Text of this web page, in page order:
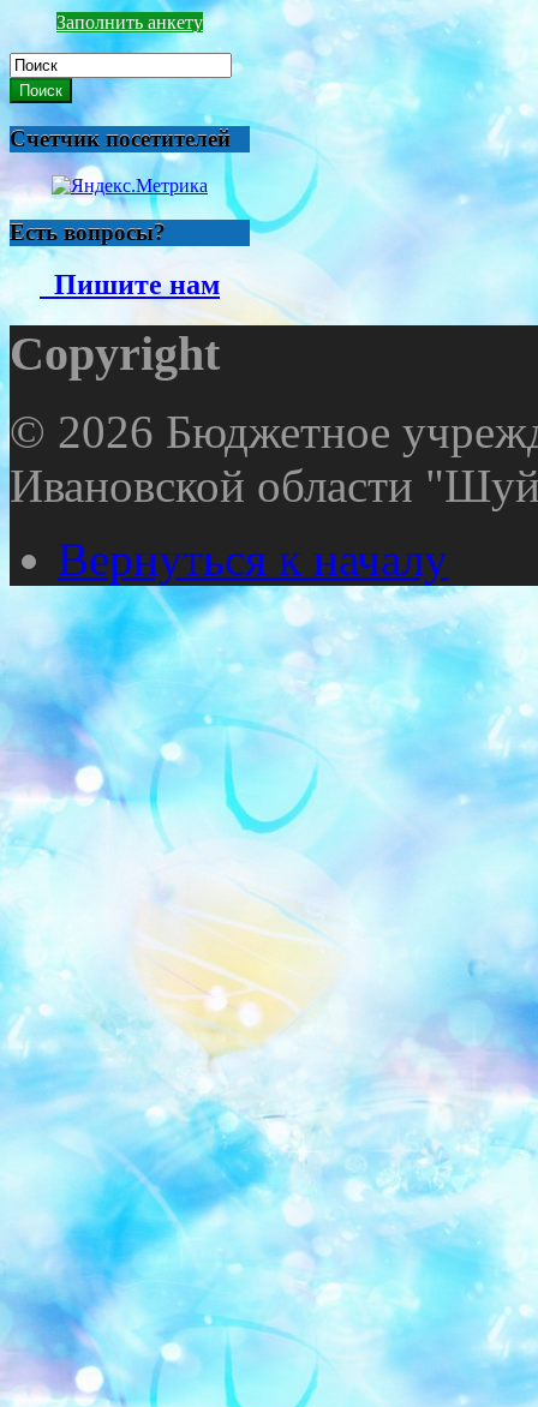
Заполнить анкету
Поиск
Счетчик посетителей
Есть вопросы?
Пишите нам
Copyright
© 2026 Бюджетное
Ивановской области
Вернуться к началу